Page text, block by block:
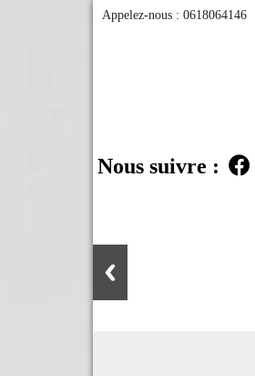
Appelez-nous : 0618064146
Nous suivre :